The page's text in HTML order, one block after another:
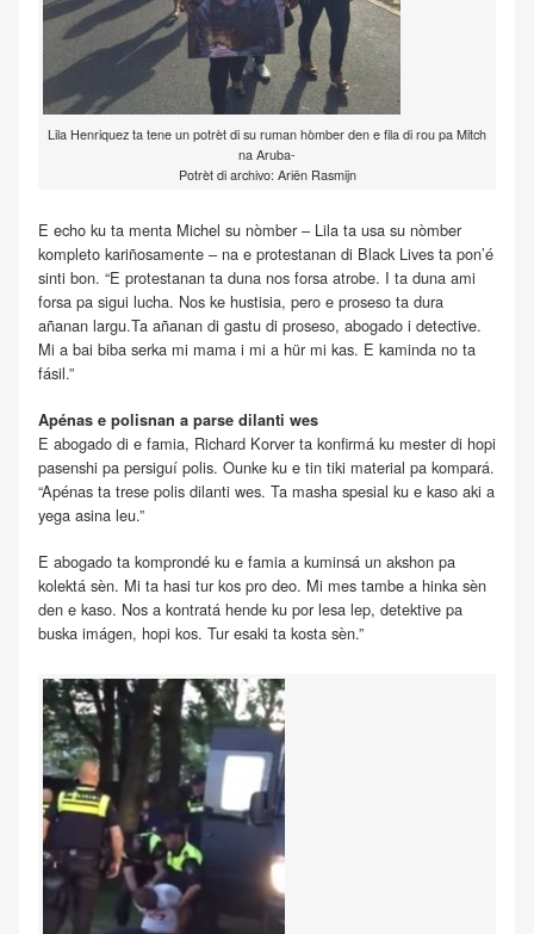
Lila Henriquez ta tene un potrèt di su ruman hòmber den e fila di rou pa Mitch
na Aruba-
Potrèt di archivo: Ariën Rasmijn
E echo ku ta menta Michel su nòmber – Lila ta usa su nòmber
kompleto kariñosamente – na e protestanan di Black Lives ta pon’é
sinti bon. “E protestanan ta duna nos forsa atrobe. I ta duna ami
forsa pa sigui lucha. Nos ke hustisia, pero e proseso ta dura
añanan largu.Ta añanan di gastu di proseso, abogado i detective.
Mi a bai biba serka mi mama i mi a hür mi kas. E kaminda no ta
fásil.”
Apénas e polisnan a parse dilanti wes
E abogado di e famia, Richard Korver ta konfirmá ku mester di hopi
pasenshi pa persiguí polis. Ounke ku e tin tiki material pa kompará.
“Apénas ta trese polis dilanti wes. Ta masha spesial ku e kaso aki a
yega asina leu.”
E abogado ta komprondé ku e famia a kuminsá un akshon pa
kolektá sèn. Mi ta hasi tur kos pro deo. Mi mes tambe a hinka sèn
den e kaso. Nos a kontratá hende ku por lesa lep, detektive pa
buska imágen, hopi kos. Tur esaki ta kosta sèn.”